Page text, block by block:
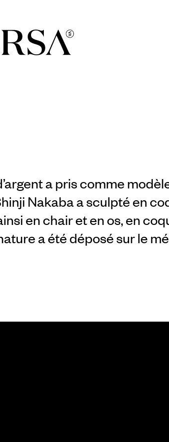
a pris comme
Nakaba a sculpté en
en chair et en os, en
a été déposé sur le